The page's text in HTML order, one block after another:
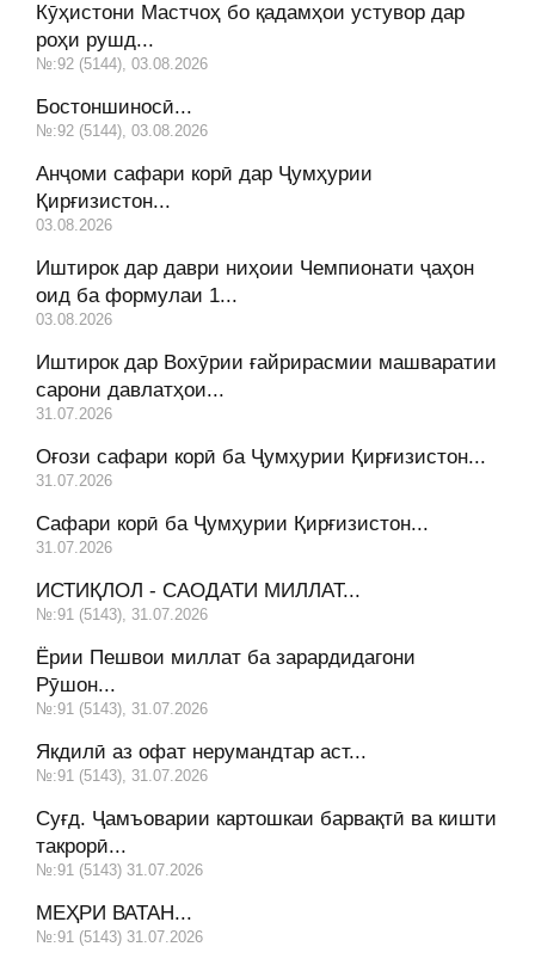
Кӯҳистони Мастчоҳ бо қадамҳои устувор дар
роҳи рушд...
№:92 (5144), 03.08.2026
Бостоншиносӣ...
№:92 (5144), 03.08.2026
Анҷоми сафари корӣ дар Ҷумҳурии
Қирғизистон...
03.08.2026
Иштирок дар даври ниҳоии Чемпионати ҷаҳон
оид ба формулаи 1...
03.08.2026
Иштирок дар Вохӯрии ғайрирасмии машваратии
сарони давлатҳои...
31.07.2026
Оғози сафари корӣ ба Ҷумҳурии Қирғизистон...
31.07.2026
Сафари корӣ ба Ҷумҳурии Қирғизистон...
31.07.2026
ИСТИҚЛОЛ - САОДАТИ МИЛЛАТ...
№:91 (5143), 31.07.2026
Ёрии Пешвои миллат ба зарардидагони
Рӯшон...
№:91 (5143), 31.07.2026
Якдилӣ аз офат нерумандтар аст...
№:91 (5143), 31.07.2026
Суғд. Ҷамъоварии картошкаи барвақтӣ ва кишти
такрорӣ...
№:91 (5143) 31.07.2026
МЕҲРИ ВАТАН...
№:91 (5143) 31.07.2026